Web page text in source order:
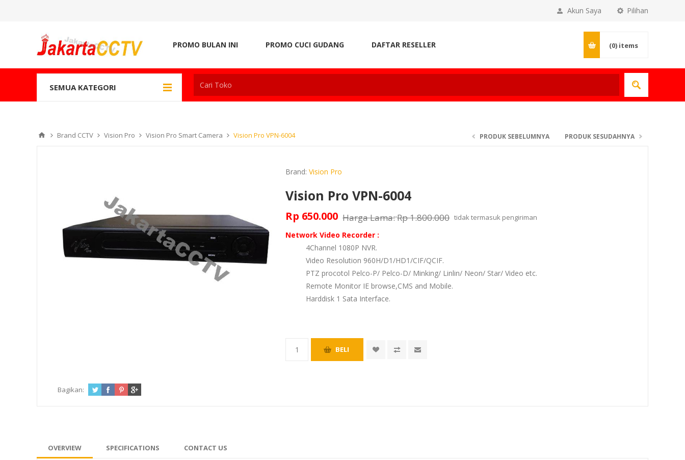
Pilihan
Akun Saya
PROMO BULAN INI PROMO CUCI GUDANG DAFTAR RESELLER (0) items
SEMUA KATEGORI
Brand CCTV Vision Pro Vision Pro Smart Camera Vision Pro VPN-6004 PRODUK SEBELUMNYA PRODUK SESUDAHNYA
Brand: Vision Pro
Vision Pro VPN-6004
Rp 650.000 Harga Lama:Rp 1.800.000 tidak termasuk pengiriman
Network Video Recorder :
4Channel 1080P NVR.
Video Resolution 960H/D1/HD1/CIF/QCIF.
PTZ procotol Pelco-P/ Pelco-D/ Minking/ Linlin/ Neon/ Star/ Video etc.
Remote Monitor IE browse,CMS and Mobile.
Harddisk 1 Sata Interface.
Bagikan:
OVERVIEW SPECIFICATIONS CONTACT US